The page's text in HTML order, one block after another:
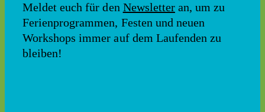
Meldet euch für den Newsletteran, um zu
Ferienprogrammen, Festen und neuen
Workshops immer auf dem Laufenden zu
bleiben!